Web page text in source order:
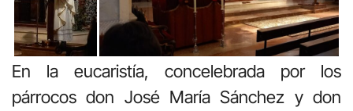
En la eucaristía, concelebrada por los
párrocos don José María Sánchez y don